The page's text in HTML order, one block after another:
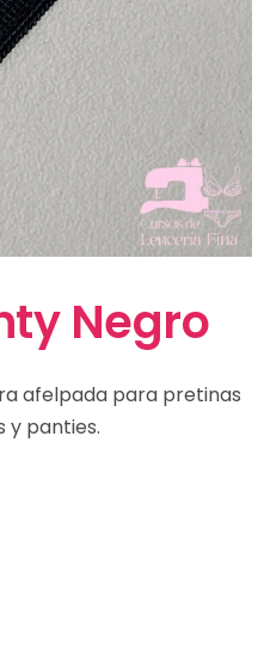
Negro
afelpada para pretinas
y panties.